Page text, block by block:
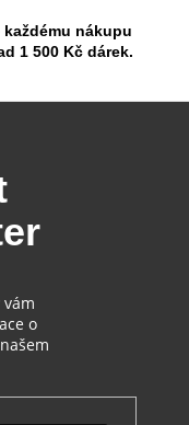
každému nákupu
1 500 Kč dárek.
o